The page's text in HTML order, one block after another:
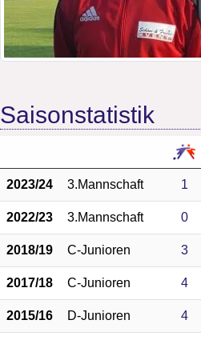
Saisonstatistik
2023/24 3.Mannschaft 1
2022/23 3.Mannschaft 0
2018/19 C-Junioren 3
2017/18 C-Junioren 4
2015/16 D-Junioren 4